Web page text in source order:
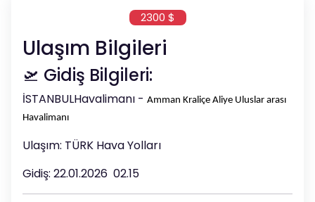
2300 $
Ulaşım Bilgileri
🛫 Gidiş Bilgileri:
İSTANBULHavalimanı - Amman Kraliçe Aliye Uluslar arası
Havalimanı
Ulaşım: TÜRK Hava Yolları
Gidiş: 22.01.2026 02.15